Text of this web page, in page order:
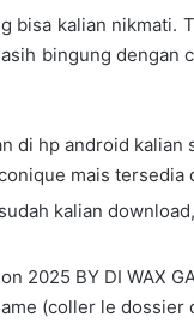
bisa kalian nikmati.
bingung dengan
di hp android
mais tersedia
kalian
2025 BY DI WAX
(coller le dossier